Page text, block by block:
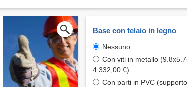
Base con telaio in legno
Nessuno
Con viti in metallo
4.332,00 €)
Con parti in PVC